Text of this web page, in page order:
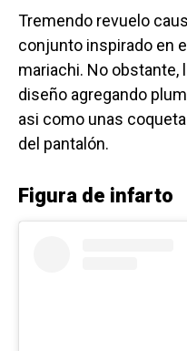
Tremendo revuelo
conjunto inspirado en
mariachi. No obstante,
diseño agregando
asi como unas
del pantalón.
Figura de infarto